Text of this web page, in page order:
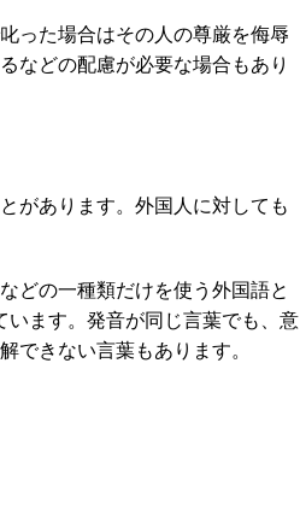
った場合はその人の尊厳を侮辱
などの配慮が必要な場合もあり
があります。外国人に対しても
どの一種類だけを使う外国語と
ます。発音が同じ言葉でも、意
できない言葉もあります。